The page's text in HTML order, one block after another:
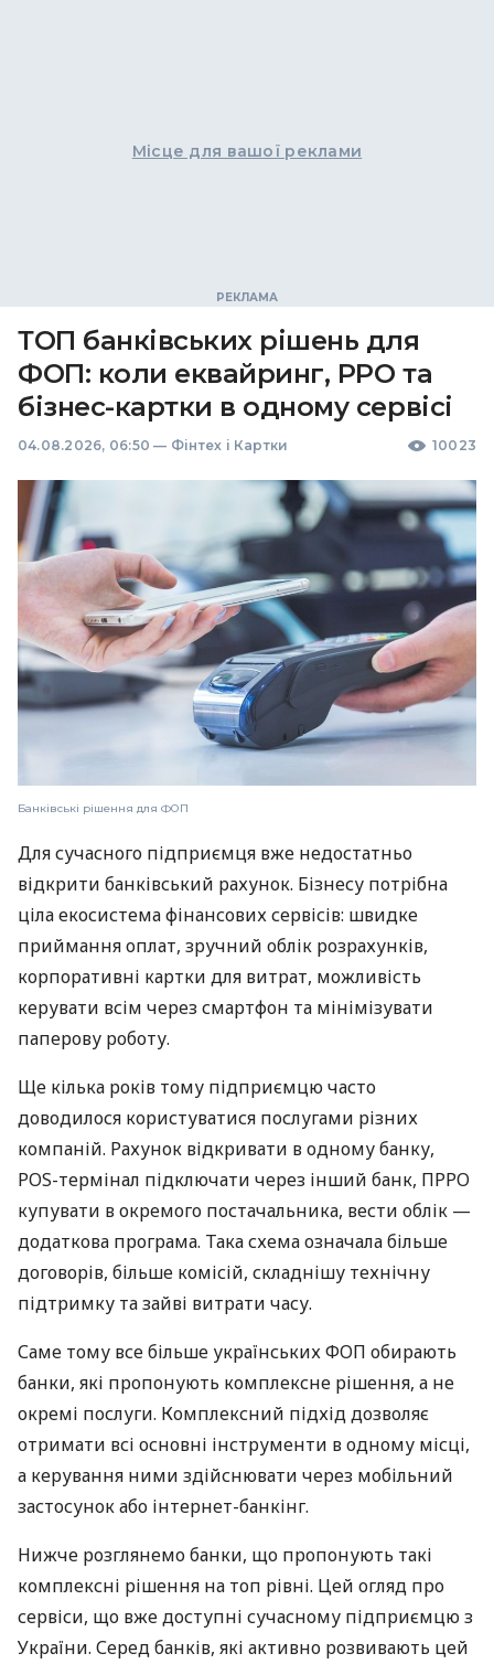
Місце для вашої реклами
ТОП банківських рішень для
ФОП: коли еквайринг, РРО та
бізнес-картки в одному сервісі
04.08.2026, 06:50 — Фінтех і Картки 10023
Банківські рішення для ФОП
Для сучасного підприємця вже недостатньо
відкрити банківський рахунок. Бізнесу потрібна
ціла екосистема фінансових сервісів: швидке
приймання оплат, зручний облік розрахунків,
корпоративні картки для витрат, можливість
керувати всім через смартфон та мінімізувати
паперову роботу.
Ще кілька років тому підприємцю часто
доводилося користуватися послугами різних
компаній. Рахунок відкривати в одному банку,
POS-термінал підключати через інший банк, ПРРО
купувати в окремого постачальника, вести облік —
додаткова програма. Така схема означала більше
договорів, більше комісій, складнішу технічну
підтримку та зайві витрати часу.
Саме тому все більше українських ФОП обирають
банки, які пропонують комплексне рішення, а не
окремі послуги. Комплексний підхід дозволяє
отримати всі основні інструменти в одному місці,
а керування ними здійснювати через мобільний
застосунок або інтернет-банкінг.
Нижче розглянемо банки, що пропонують такі
комплексні рішення на топ рівні. Цей огляд про
сервіси, що вже доступні сучасному підприємцю з
України. Серед банків, які активно розвивають цей